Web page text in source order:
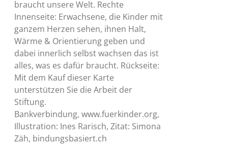
braucht unsere Welt. Rechte
Innenseite: Erwachsene, die Kinder mit
ganzem Herzen sehen, ihnen Halt,
Wärme & Orientierung geben und
dabei innerlich selbst wachsen das ist
alles, was es dafür braucht. Rückseite:
Mit dem Kauf dieser Karte
unterstützen Sie die Arbeit der
Stiftung.
Bankverbindung, www.fuerkinder.org,
Illustration: Ines Rarisch, Zitat: Simona
Zäh, bindungsbasiert.ch